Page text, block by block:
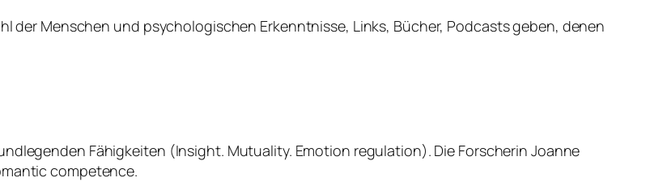
der Menschen und psychologischen Erkenntnisse, Links, Bücher, Podcasts geben, denen
Fähigkeiten (Insight. Mutuality. Emotion regulation). Die Forscherin Joanne
competence.